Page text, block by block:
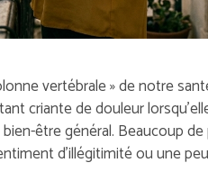
vertébrale » de notre
criante de douleur
être général. Beaucoup
d’illégitimité ou une